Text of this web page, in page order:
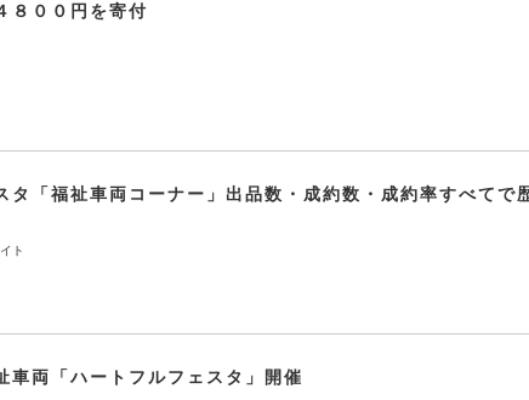
８００円を寄付
タ「福祉車両コーナー」出品数・成約数・成約率すべてで
ト
車両「ハートフルフェスタ」開催